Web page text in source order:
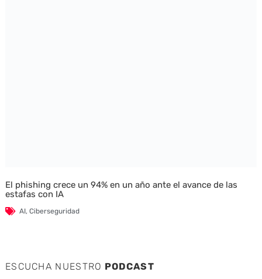
El phishing crece un 94% en un año ante el avance de las
estafas con IA
AI, Ciberseguridad
ESCUCHA NUESTRO PODCAST